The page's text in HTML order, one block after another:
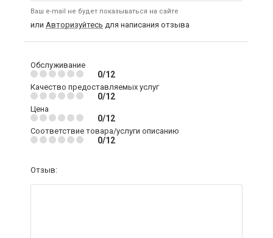
Ваш e-mail не будет показываться на сайте
или Авторизуйтесь для написания отзыва
Обслуживание
0/12
Качество предоставляемых услуг
0/12
Цена
0/12
Соответствие товара/услуги описанию
0/12
Отзыв: